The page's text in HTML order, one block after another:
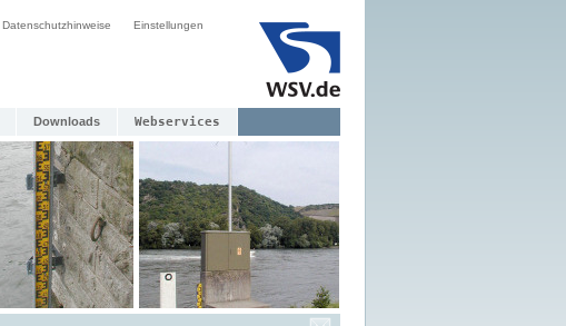
Datenschutzhinweise Einstellungen
Downloads Webservices